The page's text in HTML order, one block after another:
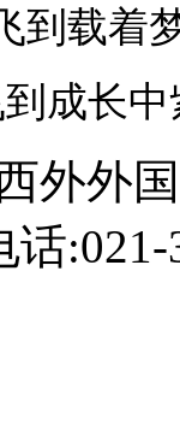
到载着
成长
外外
话